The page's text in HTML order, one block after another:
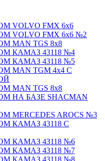
VOLVO FMX 6x6
VOLVO FMX 6x6 №2
MAN TGS 8х8
КАМАЗ 43118 №4
КАМАЗ 43118 №5
MAN TGM 4х4 С
MAN TGS 8х8
НА БАЗЕ SHACMAN
AROCS №3
КАМАЗ 43118 С
КАМАЗ 43118 №6
КАМАЗ 43118 №7